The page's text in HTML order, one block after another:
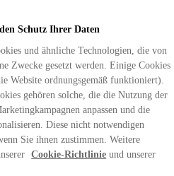
Schutz Ihrer Daten
und ähnliche Technologien, die von
Zwecke gesetzt werden. Einige Cookies
Website ordnungsgemäß funktioniert).
gehören solche, die die Nutzung der
anpassen und die
Diese nicht notwendigen
Sie ihnen zustimmen. Weitere
Cookie-Richtlinie und unserer